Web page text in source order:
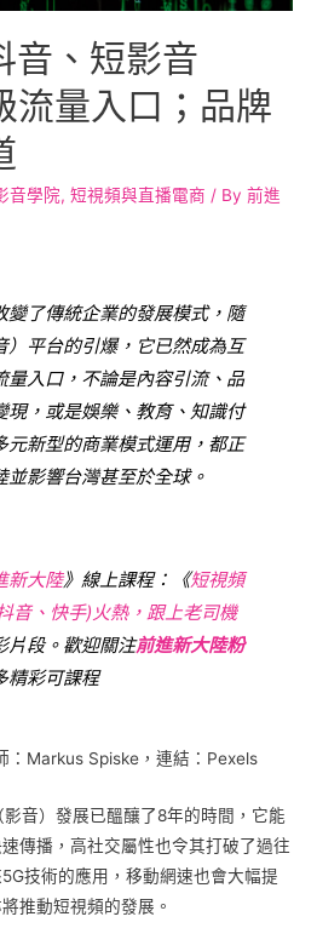
音、短影音
流量入口；品牌
音學院, 短視頻與直播電商 / By 前進
變了傳統企業的發展模式，隨
）平台的引爆，它已然成為互
量入口，不論是內容引流、品
現，或是娛樂、教育、知識付
元新型的商業模式運用，都正
並影響台灣甚至於全球。
新大陸》線上課程：《短視頻
音、快手)火熱，跟上老司機
片段。歡迎關注前進新大陸粉
精彩可課程
：Markus Spiske，連結：Pexels
音）發展已醞釀了8年的時間，它能
傳播，高社交屬性也令其打破了過往
技術的應用，移動網速也會大幅提
推動短視頻的發展。